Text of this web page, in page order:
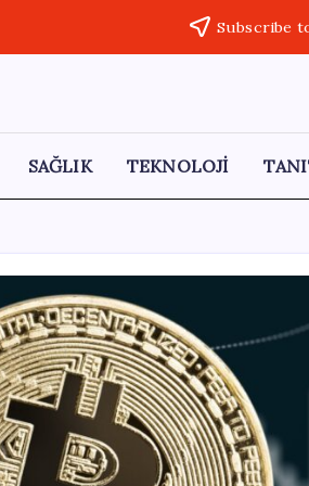
Subscribe
SAĞLIK TEKNOLOJİ